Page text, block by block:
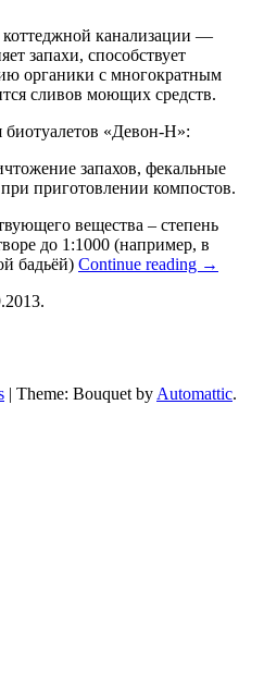
коттеджной канализации —
запахи, способствует
органики с многократным
сливов моющих средств.
«Девон-Н»:
запахов, фекальные
приготовлении компостов.
вещества – степень
до 1:1000 (например, в
бадьёй) Continue reading →
| Theme: Bouquet by Automattic.